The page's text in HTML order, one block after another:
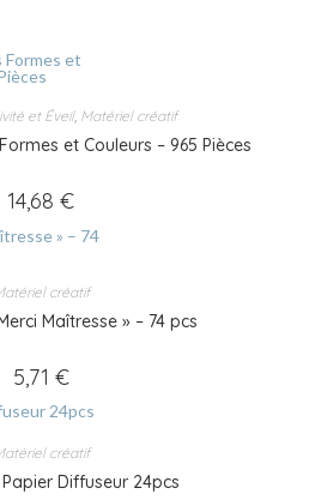
et Éveil, Matériel créatif
et Couleurs – 965 Pièces
14,68 €
créatif
Maîtresse » – 74 pcs
5,71 €
créatif
Diffuseur 24pcs